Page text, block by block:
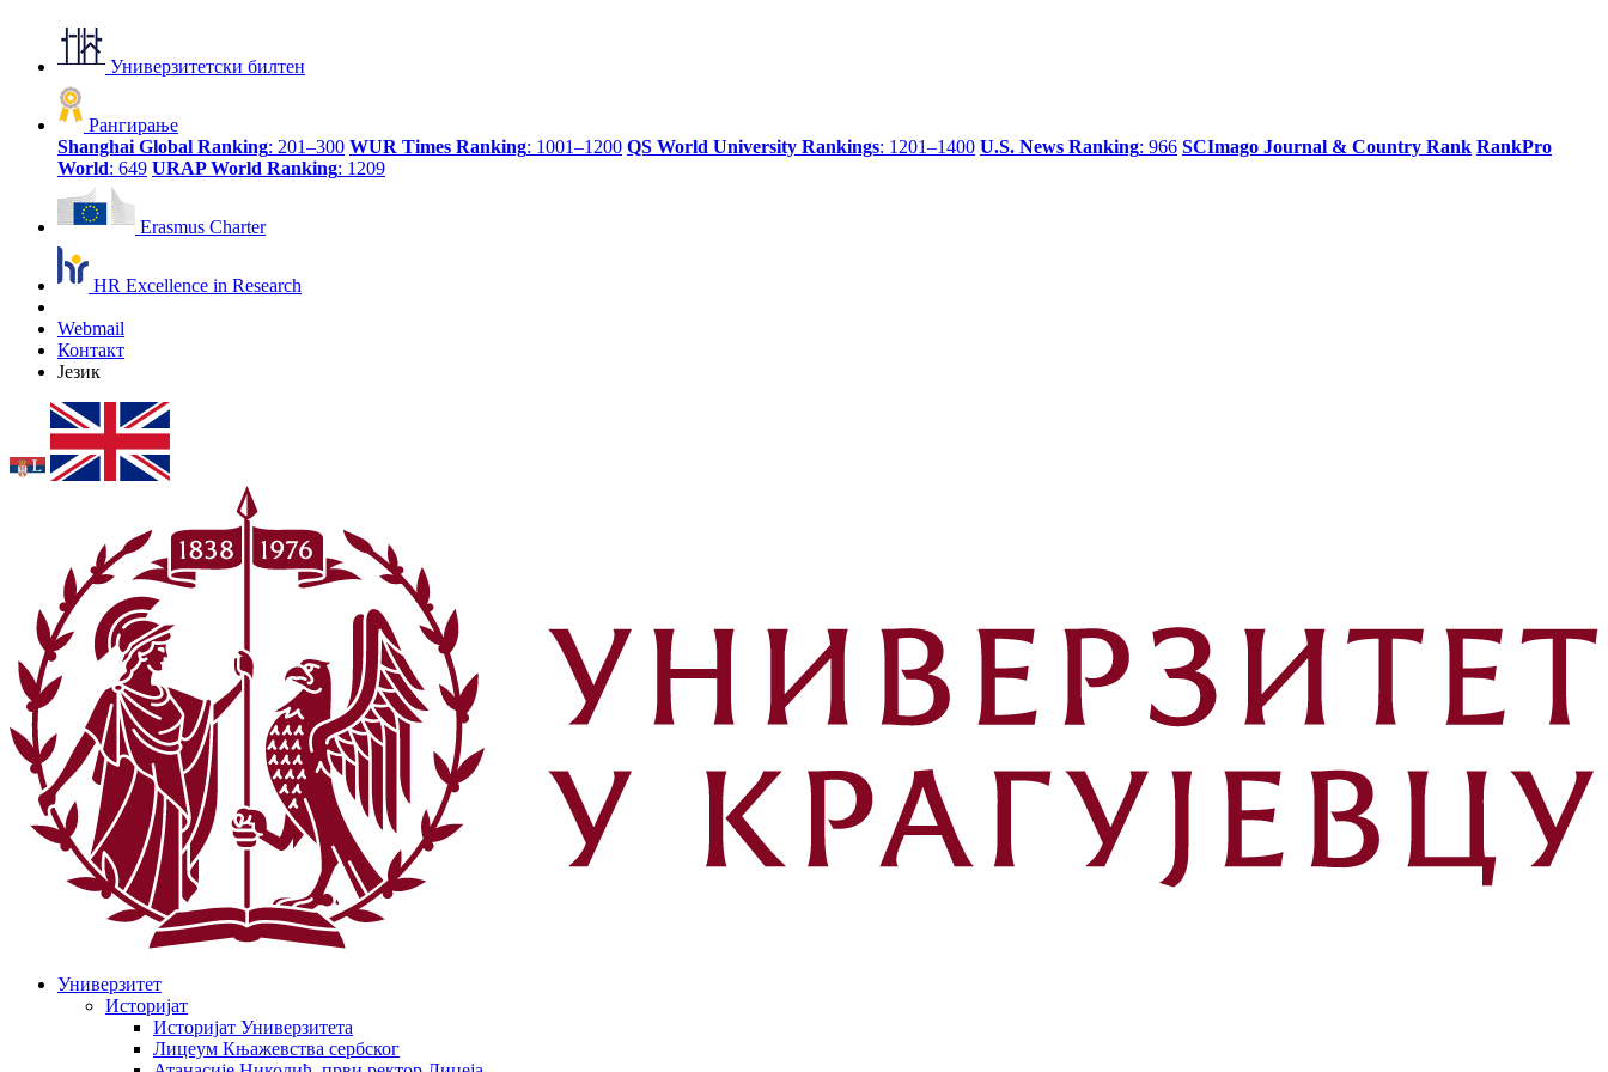
Универзитетски билтен
Рангирање
Shanghai Global Ranking: 201–300 WUR Times Ranking: 1001–1200 QS World University Rankings: 1201–1400 U.S. News Ranking: 966 SCImago Journal & Country Rank RankPro
World: 649 URAP World Ranking: 1209
Erasmus Charter
HR Excellence in Research
Webmail
Контакт
Језик
Универзитет
Историјат
Историјат Универзитета
Лицеум Књажевства сербског